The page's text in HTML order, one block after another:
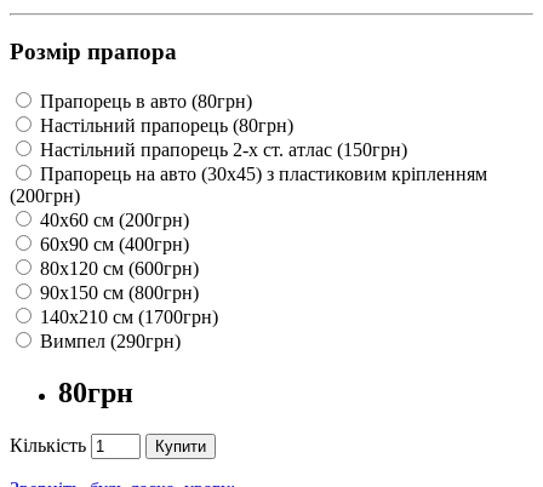
Розмір прапора
Прапорець в авто (80грн)
Настільний прапорець (80грн)
Настільний прапорець 2-х ст. атлас (150грн)
Прапорець на авто (30х45) з пластиковим кріпленням
(200грн)
40х60 см (200грн)
60х90 см (400грн)
80х120 см (600грн)
90х150 см (800грн)
140х210 см (1700грн)
Вимпел (290грн)
80грн
Кількість Купити